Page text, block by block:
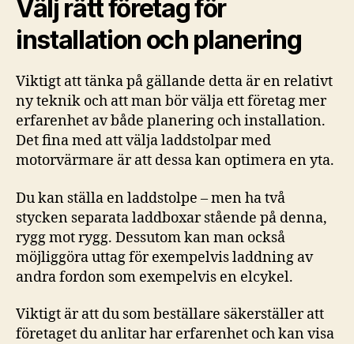
Välj rätt företag för
installation och planering
Viktigt att tänka på gällande detta är en relativt
ny teknik och att man bör välja ett företag mer
erfarenhet av både planering och installation.
Det fina med att välja laddstolpar med
motorvärmare är att dessa kan optimera en yta.
Du kan ställa en laddstolpe – men ha två
stycken separata laddboxar stående på denna,
rygg mot rygg. Dessutom kan man också
möjliggöra uttag för exempelvis laddning av
andra fordon som exempelvis en elcykel.
Viktigt är att du som beställare säkerställer att
företaget du anlitar har erfarenhet och kan visa